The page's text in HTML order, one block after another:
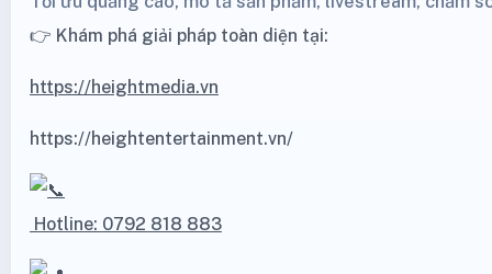
👉 Khám phá giải pháp toàn diện tại:
https://heightmedia.vn
https://heightentertainment.vn/
Hotline: 0792 818 883